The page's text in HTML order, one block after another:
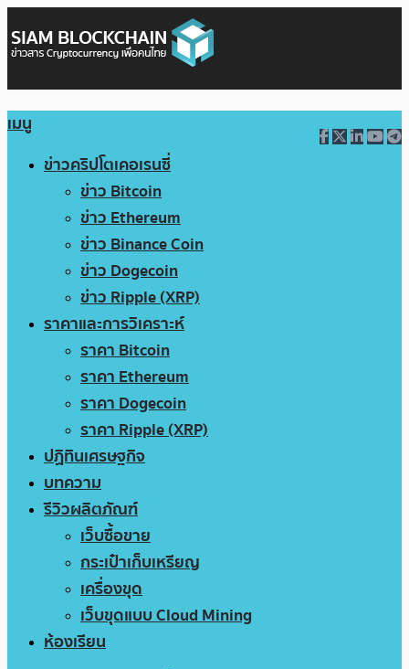
เมนู
ข่าวคริปโตเคอเรนซี่
ข่าว Bitcoin
ข่าว Ethereum
ข่าว Binance Coin
ข่าว Dogecoin
ข่าว Ripple (XRP)
ราคาและการวิเคราะห์
ราคา Bitcoin
ราคา Ethereum
ราคา Dogecoin
ราคา Ripple (XRP)
ปฏิทินเศรษฐกิจ
บทความ
รีวิวผลิตภัณฑ์
เว็บซื้อขาย
กระเป๋าเก็บเหรียญ
เครื่องขุด
เว็บขุดแบบ Cloud Mining
ห้องเรียน